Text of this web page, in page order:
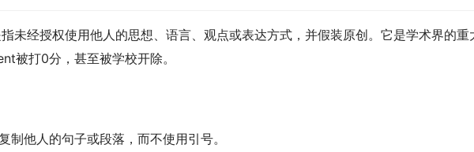
指未经授权使用他人的思想、语言、观点或表达方式，并假装原创。它是学术界的重
被打0分，甚至被学校开除。
制他人的句子或段落，而不使用引号。